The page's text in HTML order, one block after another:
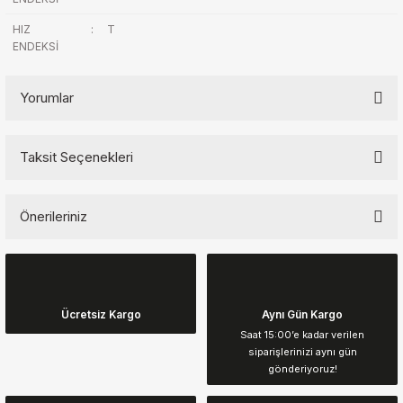
HIZ
ENDEKSİ
: T
Yorumlar
Taksit Seçenekleri
Önerileriniz
Görüş ve önerileriniz için teşekkür ederiz.
Ürün resmi kalitesiz, bozuk veya görüntülenemiyor.
Ürün açıklamasında eksik bilgiler bulunuyor.
Ücretsiz Kargo Aynı Gün Kargo
Saat 15:00’e kadar verilen
siparişlerinizi aynı gün
gönderiyoruz!